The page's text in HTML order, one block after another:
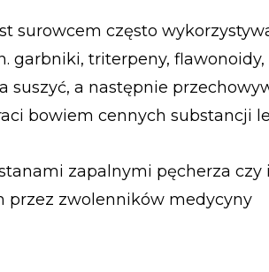
surowcem często
garbniki, triterpeny,
suszyć, a następnie
bowiem cennych substancji
zapalnymi pęcherza czy
przez zwolenników medycyny